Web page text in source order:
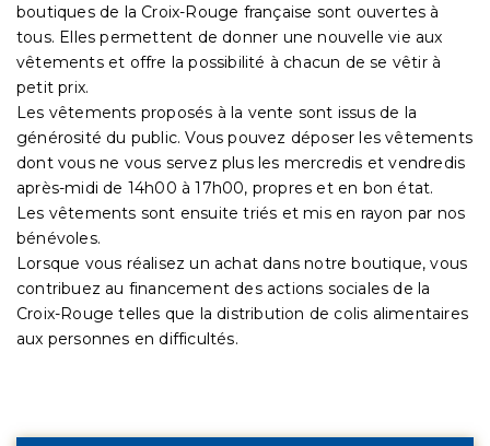
boutiques de la Croix-Rouge française sont ouvertes à
tous. Elles permettent de donner une nouvelle vie aux
vêtements et offre la possibilité à chacun de se vêtir à
petit prix.
Les vêtements proposés à la vente sont issus de la
générosité du public. Vous pouvez déposer les vêtements
dont vous ne vous servez plus les mercredis et vendredis
après-midi de 14h00 à 17h00, propres et en bon état.
Les vêtements sont ensuite triés et mis en rayon par nos
bénévoles.
Lorsque vous réalisez un achat dans notre boutique, vous
contribuez au financement des actions sociales de la
Croix-Rouge telles que la distribution de colis alimentaires
aux personnes en difficultés.